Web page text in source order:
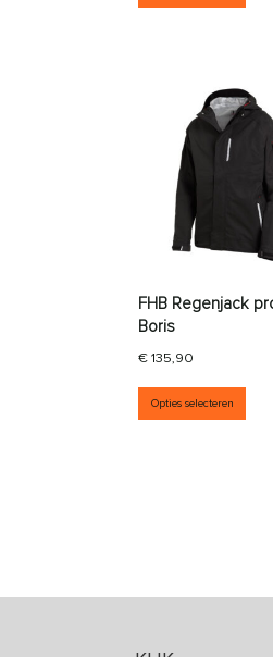
FHB Regenjack
Boris
€135,90
Opties selecteren
Dit